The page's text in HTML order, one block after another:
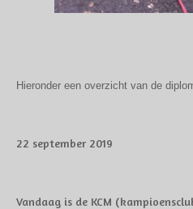
Hieronder een overzicht van de
22 september 2019
Vandaag is de KCM